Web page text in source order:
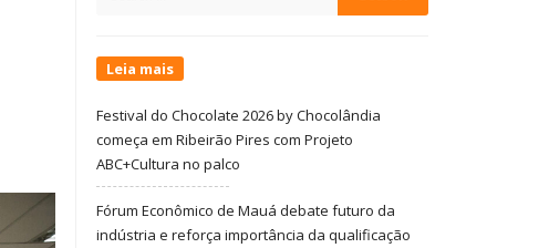
Leia mais
Festival do Chocolate 2026 by Chocolândia
começa em Ribeirão Pires com Projeto
ABC+Cultura no palco
Fórum Econômico de Mauá debate futuro da
indústria e reforça importância da qualificação